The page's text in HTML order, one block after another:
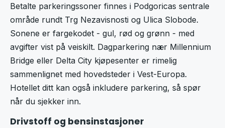
Betalte parkeringssoner finnes i Podgoricas sentrale
område rundt Trg Nezavisnosti og Ulica Slobode.
Sonene er fargekodet - gul, rød og grønn - med
avgifter vist på veiskilt. Dagparkering nær Millennium
Bridge eller Delta City kjøpesenter er rimelig
sammenlignet med hovedsteder i Vest-Europa.
Hotellet ditt kan også inkludere parkering, så spør
når du sjekker inn.
Drivstoff og bensinstasjoner